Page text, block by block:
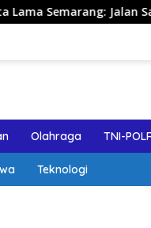
Jalan Santai, Spot Foto,
Olahraga TNI-
Teknologi